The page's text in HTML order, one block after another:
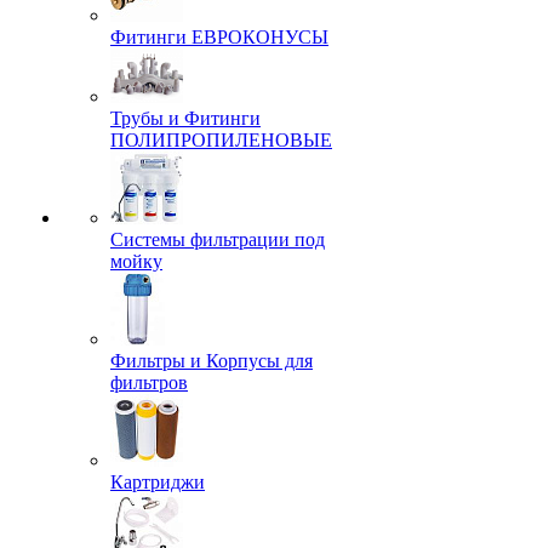
Фитинги ЕВРОКОНУСЫ
Трубы и Фитинги
ПОЛИПРОПИЛЕНОВЫЕ
Системы фильтрации под
мойку
Фильтры и Корпусы для
фильтров
Картриджи